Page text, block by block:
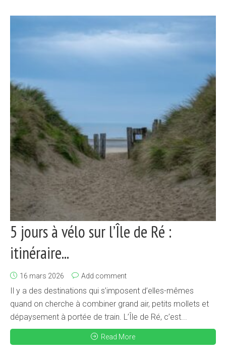
5 jours à vélo sur l’Île de Ré :
itinéraire...
16 mars 2026 Add comment
Il y a des destinations qui s’imposent d’elles-mêmes
quand on cherche à combiner grand air, petits mollets et
dépaysement à portée de train. L’Île de Ré, c’est...
Read More